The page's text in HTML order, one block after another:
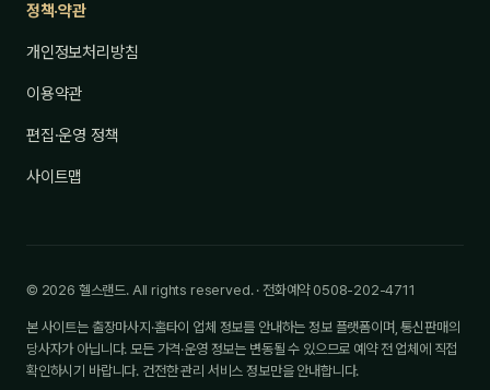
정책·약관
개인정보처리방침
이용약관
편집·운영 정책
사이트맵
© 2026 헬스랜드. All rights reserved. · 전화예약 0508-202-4711
본 사이트는 출장마사지·홈타이 업체 정보를 안내하는 정보 플랫폼이며, 통신판매의
당사자가 아닙니다. 모든 가격·운영 정보는 변동될 수 있으므로 예약 전 업체에 직접
확인하시기 바랍니다. 건전한 관리 서비스 정보만을 안내합니다.